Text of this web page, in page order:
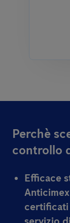
Perchè
controllo
Efficace
certificati